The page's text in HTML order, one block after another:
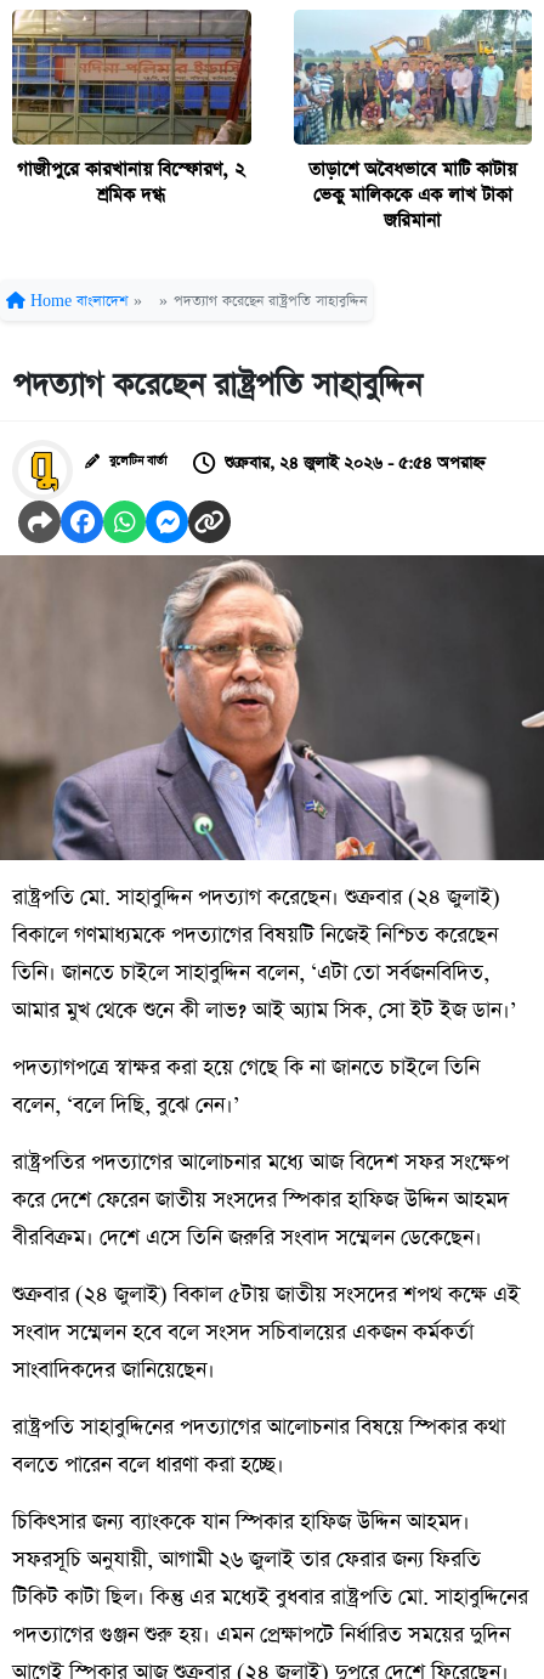
গাজীপুরে কারখানায় বিস্ফোরণ, ২
শ্রমিক দগ্ধ
তাড়াশে অবৈধভাবে মাটি কাটায়
ভেকু মালিককে এক লাখ টাকা
জরিমানা
Home বাংলাদেশ » » পদত্যাগ করেছেন রাষ্ট্রপতি সাহাবুদ্দিন
পদত্যাগ করেছেন রাষ্ট্রপতি সাহাবুদ্দিন
বুলেটিন বার্তা শুক্রবার, ২৪ জুলাই ২০২৬ - ৫:৫৪ অপরাহ্ন
রাষ্ট্রপতি মো. সাহাবুদ্দিন পদত্যাগ করেছেন। শুক্রবার (২৪ জুলাই)
বিকালে গণমাধ্যমকে পদত্যাগের বিষয়টি নিজেই নিশ্চিত করেছেন
তিনি। জানতে চাইলে সাহাবুদ্দিন বলেন, ‘এটা তো সর্বজনবিদিত,
আমার মুখ থেকে শুনে কী লাভ? আই অ্যাম সিক, সো ইট ইজ ডান।’
পদত্যাগপত্রে স্বাক্ষর করা হয়ে গেছে কি না জানতে চাইলে তিনি
বলেন, ‘বলে দিছি, বুঝে নেন।’
রাষ্ট্রপতির পদত্যাগের আলোচনার মধ্যে আজ বিদেশ সফর সংক্ষেপ
করে দেশে ফেরেন জাতীয় সংসদের স্পিকার হাফিজ উদ্দিন আহমদ
বীরবিক্রম। দেশে এসে তিনি জরুরি সংবাদ সম্মেলন ডেকেছেন।
শুক্রবার (২৪ জুলাই) বিকাল ৫টায় জাতীয় সংসদের শপথ কক্ষে এই
সংবাদ সম্মেলন হবে বলে সংসদ সচিবালয়ের একজন কর্মকর্তা
সাংবাদিকদের জানিয়েছেন।
রাষ্ট্রপতি সাহাবুদ্দিনের পদত্যাগের আলোচনার বিষয়ে স্পিকার কথা
বলতে পারেন বলে ধারণা করা হচ্ছে।
চিকিৎসার জন্য ব্যাংককে যান স্পিকার হাফিজ উদ্দিন আহমদ।
সফরসূচি অনুযায়ী, আগামী ২৬ জুলাই তার ফেরার জন্য ফিরতি
টিকিট কাটা ছিল। কিন্তু এর মধ্যেই বুধবার রাষ্ট্রপতি মো. সাহাবুদ্দিনের
পদত্যাগের গুঞ্জন শুরু হয়। এমন প্রেক্ষাপটে নির্ধারিত সময়ের দুদিন
আগেই স্পিকার আজ শুক্রবার (২৪ জুলাই) দুপুরে দেশে ফিরেছেন।